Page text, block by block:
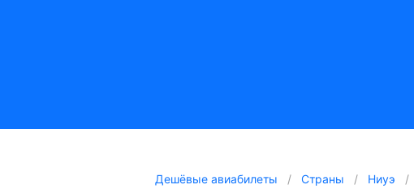
Дешёвые авиабилеты Страны Ниуэ